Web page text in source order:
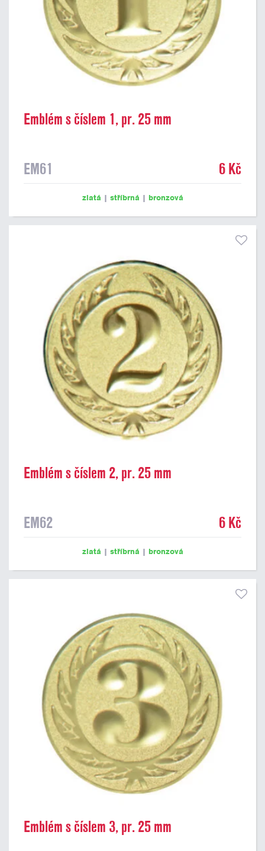
Emblém s číslem 1, pr. 25 mm
EM61 6 Kč
zlatá | stříbrná | bronzová
Emblém s číslem 2, pr. 25 mm
EM62 6 Kč
zlatá | stříbrná | bronzová
Emblém s číslem 3, pr. 25 mm